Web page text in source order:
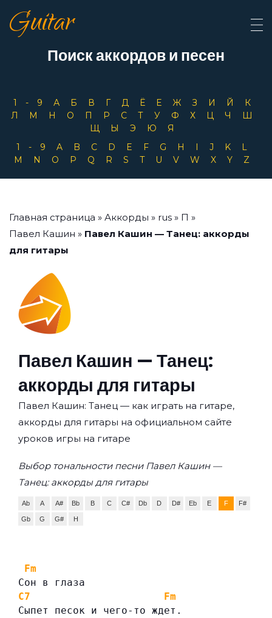
Guitar
Поиск аккордов и песен
1-9 А Б В Г Д Ё Е Ж З И Й
К
Л
М Н О П Р С Т У Ф Х Ц Ч
Ш
Щ
Ы Э Ю
Я
1-9
A B C D E F G H I J K
L
M
N O P Q R S T U V W X Y Z
Главная страница » Аккорды » rus » П »
Павел Кашин » Павел Кашин — Танец: аккорды
для гитары
Павел Кашин — Танец:
аккорды для гитары
Павел Кашин: Танец — как играть на гитаре,
аккорды для гитары на официальном сайте
уроков игры на гитаре
Выбор тональности песни Павел Кашин —
Танец: аккорды для гитары
Ab A A# Bb B C C# Db D D# Eb E F F#
Gb G G# H
Fm
Сон в глаза
C7
Fm
Сыпет песок и чего-то ждет.